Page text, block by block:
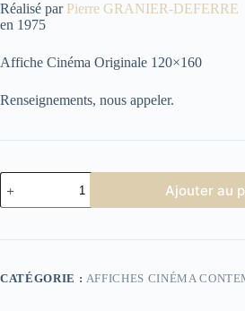
Réalisé par Pierre GRANIER-DEFERRE
en 1975
Affiche Cinéma Originale 120×160
Renseignements, nous appeler.
quantité
de
Adieu
Ajouter au
CATÉGORIE : AFFICHES CINÉMA